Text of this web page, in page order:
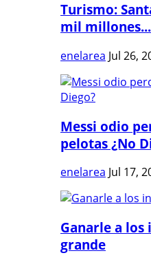
Turismo:
mil millones...
enelarea Jul 26,
Messi odio
pelotas ¿No
enelarea Jul 17,
Ganarle a los
grande